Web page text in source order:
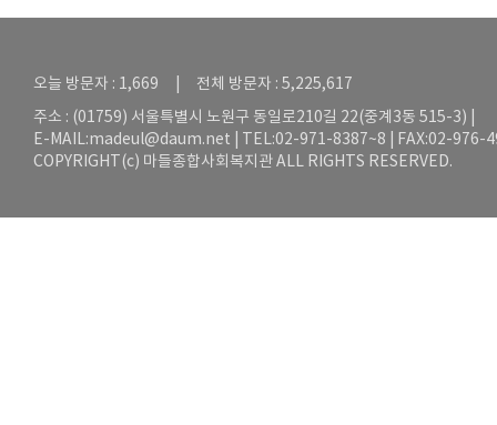
오늘 방문자 : 1,669 | 전체 방문자 : 5,225,617
주소 : (01759) 서울특별시 노원구 동일로210길 22(중계3동 515-3) |
E-MAIL:madeul@daum.net | TEL:02-971-8387~8 | FAX:02-976-
COPYRIGHT(c) 마들종합사회복지관 ALL RIGHTS RESERVED.